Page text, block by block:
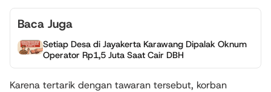
Baca Juga
Setiap Desa di Jayakerta Karawang Dipalak Oknum
Operator Rp1,5 Juta Saat Cair DBH
Karena tertarik dengan tawaran tersebut, korban